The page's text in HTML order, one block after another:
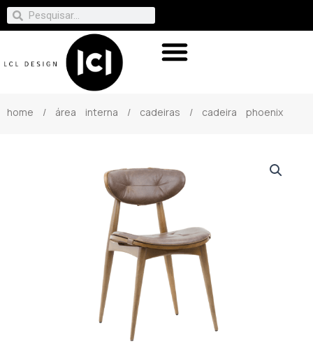
home / área interna / cadeiras / cadeira phoenix